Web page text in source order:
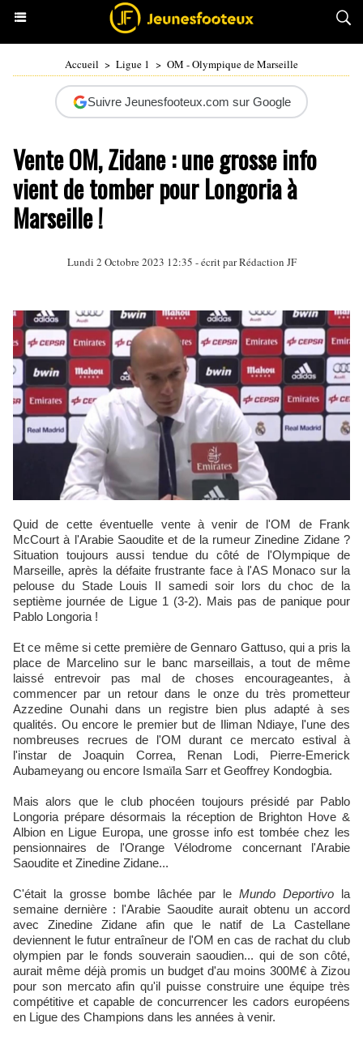
Accueil > Ligue 1 > OM - Olympique de Marseille
Suivre Jeunesfooteux.com sur Google
Vente OM, Zidane : une grosse info
vient de tomber pour Longoria à
Marseille !
Lundi 2 Octobre 2023 12:35 - écrit par Rédaction JF
Quid de cette éventuelle vente à venir de l'OM de Frank
McCourt à l'Arabie Saoudite et de la rumeur Zinedine Zidane ?
Situation toujours aussi tendue du côté de l'Olympique de
Marseille, après la défaite frustrante face à l'AS Monaco sur la
pelouse du Stade Louis II samedi soir lors du choc de la
septième journée de Ligue 1 (3-2). Mais pas de panique pour
Pablo Longoria !
Et ce même si cette première de Gennaro Gattuso, qui a pris la
place de Marcelino sur le banc marseillais, a tout de même
laissé entrevoir pas mal de choses encourageantes, à
commencer par un retour dans le onze du très prometteur
Azzedine Ounahi dans un registre bien plus adapté à ses
qualités. Ou encore le premier but de Iliman Ndiaye, l'une des
nombreuses recrues de l'OM durant ce mercato estival à
l'instar de Joaquin Correa, Renan Lodi, Pierre-Emerick
Aubameyang ou encore Ismaïla Sarr et Geoffrey Kondogbia.
Mais alors que le club phocéen toujours présidé par Pablo
Longoria prépare désormais la réception de Brighton Hove &
Albion en Ligue Europa, une grosse info est tombée chez les
pensionnaires de l'Orange Vélodrome concernant l'Arabie
Saoudite et Zinedine Zidane...
C'était la grosse bombe lâchée par leMundo Deportivo la
semaine dernière : l'Arabie Saoudite aurait obtenu un accord
avec Zinedine Zidane afin que le natif de La Castellane
deviennent le futur entraîneur de l'OM en cas de rachat du club
olympien par le fonds souverain saoudien... qui de son côté,
aurait même déjà promis un budget d'au moins 300M€ à Zizou
pour son mercato afin qu'il puisse construire une équipe très
compétitive et capable de concurrencer les cadors européens
en Ligue des Champions dans les années à venir.